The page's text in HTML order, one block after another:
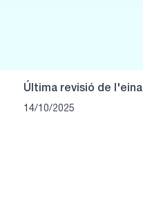
Última revisió de l'eina
14/10/2025